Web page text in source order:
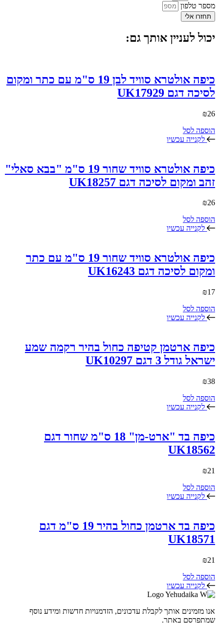
מספר טלפון
תחזרו אלי
יכול לעניין אותך גם:
כיפה אולטרא סוויד לבן 19 ס"מ עם כתר ומקום
לסיכה דגם UK17929
₪26
הוספה לסל
לקנייה עכשיו
כיפה אולטרא סוויד שחור 19 ס"מ "בבא סאלי"
זהב ומקום לסיכה דגם UK18257
₪26
הוספה לסל
לקנייה עכשיו
כיפה אולטרא סוויד שחור 19 ס"מ עם כתר
ומקום לסיכה דגם UK16243
₪17
הוספה לסל
לקנייה עכשיו
כיפה ארטמן קטיפה כחול בהיר רקמה שמע
ישראל גודל 3 דגם UK10297
₪38
הוספה לסל
לקנייה עכשיו
כיפה בד "ארט-מן" 18 ס"מ שחור דגם
UK18562
₪21
הוספה לסל
לקנייה עכשיו
כיפה בד ארטמן כחול בהיר 19 ס"מ דגם
UK18571
₪21
הוספה לסל
לקנייה עכשיו
אנו מזמינים אותך לקבלת עדכונים, הזדמנויות חדשות ומידע נוסף
שמתפרסם באתר.